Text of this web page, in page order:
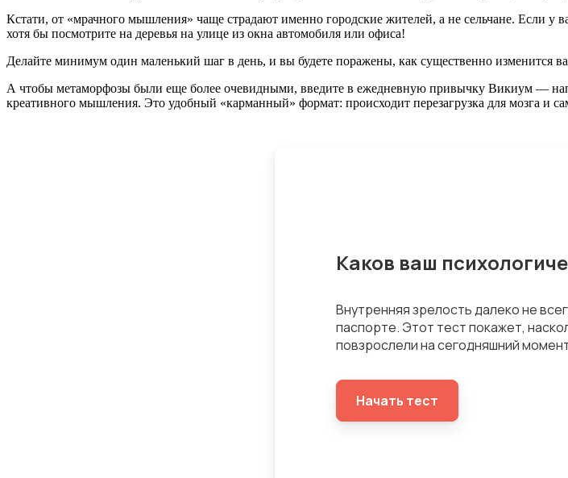
Кстати, от «мрачного мышления» чаще страдают именно городские жителей, а не сельчане. Если
хотя бы посмотрите на деревья на улице из окна автомобиля или офиса!
Делайте минимум один маленький шаг в день, и вы будете поражены, как существенно изменится
А чтобы метаморфозы были еще более очевидными, введите в ежедневную привычку Викиум —
креативного мышления. Это удобный «карманный» формат: происходит перезагрузка для мозга и